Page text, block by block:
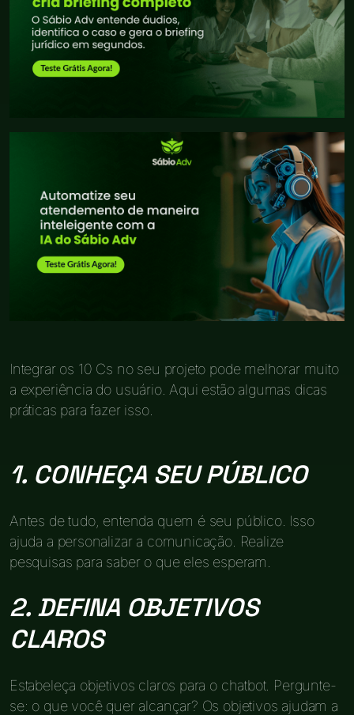
Integrar os 10 Cs no seu projeto pode melhorar muito
a experiência do usuário. Aqui estão algumas dicas
práticas para fazer isso.
1. CONHEÇA SEU PÚBLICO
Antes de tudo, entenda quem é seu público. Isso
ajuda a personalizar a comunicação. Realize
pesquisas para saber o que eles esperam.
2. DEFINA OBJETIVOS
CLAROS
Estabeleça objetivos claros para o chatbot. Pergunte-
se: o que você quer alcançar? Os objetivos ajudam a